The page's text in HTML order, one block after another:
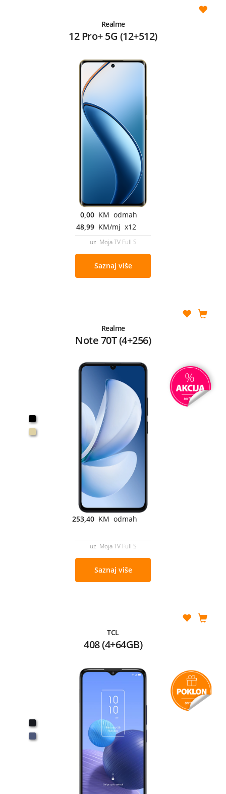
Realme
12 Pro+ 5G (12+512)
0,00 KM odmah
48,99 KM/mj x12
uz Moja TV Full S
Saznaj više
Realme
Note 70T (4+256)
253,40 KM odmah
uz Moja TV Full S
Saznaj više
TCL
408 (4+64GB)